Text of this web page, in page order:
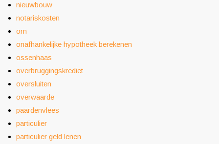
nieuwbouw
notariskosten
om
onafhankelijke hypotheek berekenen
ossenhaas
overbruggingskrediet
oversluiten
overwaarde
paardenvlees
particulier
particulier geld lenen